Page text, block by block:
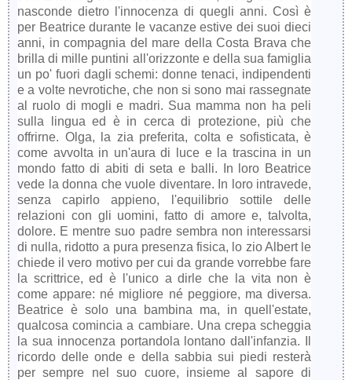
nasconde dietro l'innocenza di quegli anni. Così è
per Beatrice durante le vacanze estive dei suoi dieci
anni, in compagnia del mare della Costa Brava che
brilla di mille puntini all'orizzonte e della sua famiglia
un po' fuori dagli schemi: donne tenaci, indipendenti
e a volte nevrotiche, che non si sono mai rassegnate
al ruolo di mogli e madri. Sua mamma non ha peli
sulla lingua ed è in cerca di protezione, più che
offrirne. Olga, la zia preferita, colta e sofisticata, è
come avvolta in un'aura di luce e la trascina in un
mondo fatto di abiti di seta e balli. In loro Beatrice
vede la donna che vuole diventare. In loro intravede,
senza capirlo appieno, l'equilibrio sottile delle
relazioni con gli uomini, fatto di amore e, talvolta,
dolore. E mentre suo padre sembra non interessarsi
di nulla, ridotto a pura presenza fisica, lo zio Albert le
chiede il vero motivo per cui da grande vorrebbe fare
la scrittrice, ed è l'unico a dirle che la vita non è
come appare: né migliore né peggiore, ma diversa.
Beatrice è solo una bambina ma, in quell'estate,
qualcosa comincia a cambiare. Una crepa scheggia
la sua innocenza portandola lontano dall'infanzia. Il
ricordo delle onde e della sabbia sui piedi resterà
per sempre nel suo cuore, insieme al sapore di